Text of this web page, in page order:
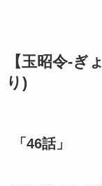
【玉昭令-ぎ
り)
「46話」